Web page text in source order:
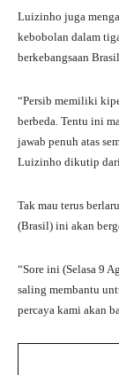
Luizinho juga
kebobolan dalam
berkebangsaan
“Persib memiliki
berbeda. Tentu ini
jawab penuh atas
Luizinho dikutip
Tak mau terus
(Brasil) ini akan
“Sore ini (Selasa 9
saling membantu
percaya kami akan